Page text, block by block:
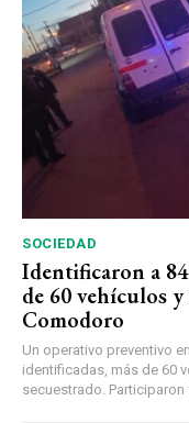
SOCIEDAD
Identificaron a
de 60 vehículos
Comodoro
Un operativo preventivo
identificadas, más de 60
secuestrado. Participaron